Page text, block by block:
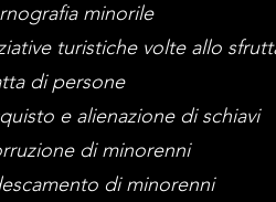
minorile
turistiche volte allo
di persone
e alienazione di schiavi
di minorenni
di minorenni